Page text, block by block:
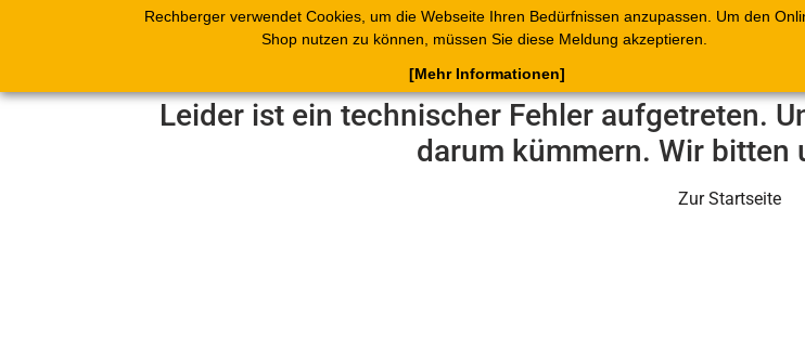
Rechberger verwendet Cookies, um die Webseite Ihren Bedürfnissen anzupassen. Um den
Shop nutzen zu können, müssen Sie diese Meldung akzeptieren.
[Mehr Informationen]
Shop Blätterkataloge Warenkorb Belege
Leider ist ein technischer Fehler aufgetreten.
darum kümmern. Wir bitten
Zur Startseite